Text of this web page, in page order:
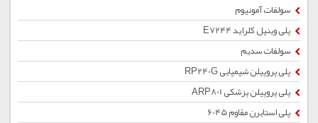
سولفات آمونیوم
پلی وینیل کلراید E7244
سولفات سدیم
پلی پروپیلن شیمیایی RP240G
پلی پروپیلن پزشکی ARP801
پلی استایرن مقاوم 6045